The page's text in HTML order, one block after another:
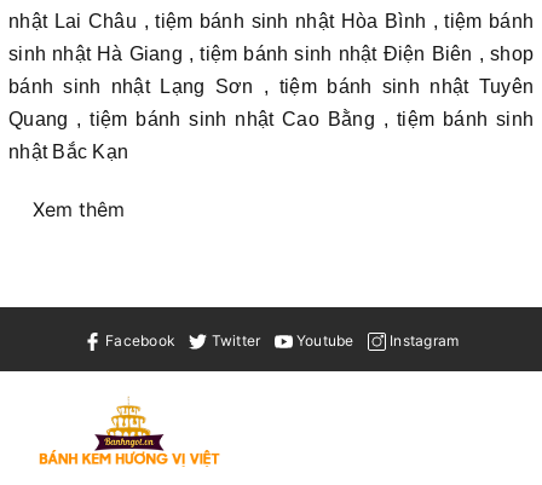
nhật Lai Châu , tiệm bánh sinh nhật Hòa Bình , tiệm bánh
sinh nhật Hà Giang , tiệm bánh sinh nhật Điện Biên , shop
bánh sinh nhật Lạng Sơn , tiệm bánh sinh nhật Tuyên
Quang , tiệm bánh sinh nhật Cao Bằng , tiệm bánh sinh
nhật Bắc Kạn
Xem thêm
Facebook Twitter Youtube Instagram